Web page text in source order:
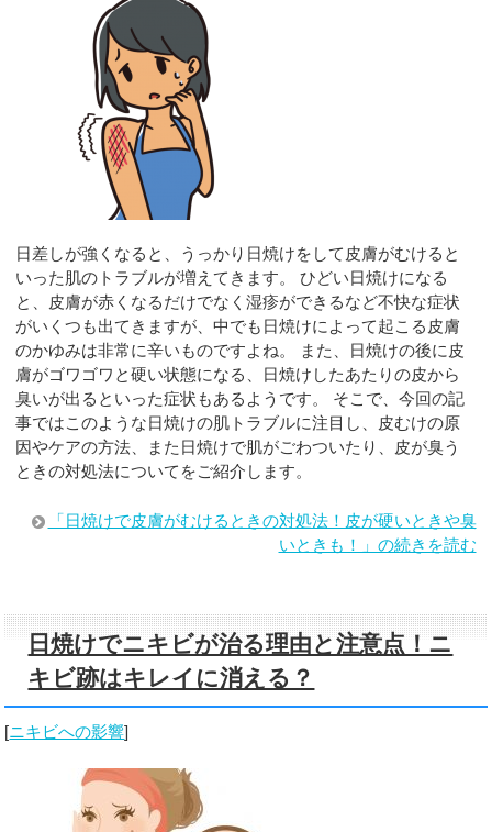
日差しが強くなると、うっかり日焼けをして皮膚がむけると
いった肌のトラブルが増えてきます。 ひどい日焼けになる
と、皮膚が赤くなるだけでなく湿疹ができるなど不快な症状
がいくつも出てきますが、中でも日焼けによって起こる皮膚
のかゆみは非常に辛いものですよね。 また、日焼けの後に皮
膚がゴワゴワと硬い状態になる、日焼けしたあたりの皮から
臭いが出るといった症状もあるようです。 そこで、今回の記
事ではこのような日焼けの肌トラブルに注目し、皮むけの原
因やケアの方法、また日焼けで肌がごわついたり、皮が臭う
ときの対処法についてをご紹介します。
「日焼けで皮膚がむけるときの対処法！皮が硬いときや臭
いときも！」の続きを読む
日焼けでニキビが治る理由と注意点！ニ
キビ跡はキレイに消える？
[ニキビへの影響]